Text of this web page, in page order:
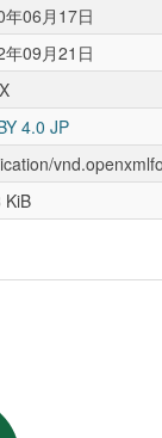
年06月17日
年09月21日
4.0 JP
KiB